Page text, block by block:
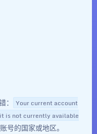
Your current account
is not currently available
号的国家或地区。